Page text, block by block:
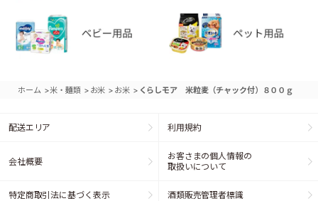
ホーム >米・麺類 > お米 > お米 > くらしモア 米粒麦（チャック付）８００ｇ
配送エリア 利用規約
会社概要
お客さまの個人情報の
取扱いについて
特定商取引法に基づく表示 酒類販売管理者標識